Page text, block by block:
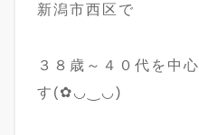
新潟市西区で
３８歳～４０代を中
す(✿◡‿◡)